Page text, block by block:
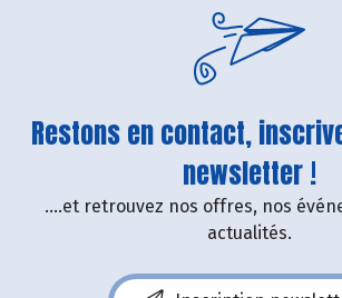
Restons en contact,
newsletter !
....et retrouvez nos offres, nos
actualités.